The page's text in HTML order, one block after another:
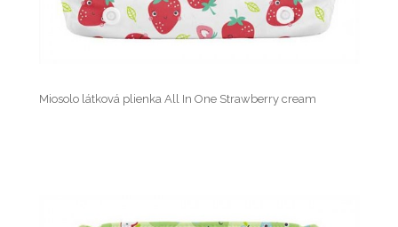
Miosolo látková plienka All In One Strawberry cream